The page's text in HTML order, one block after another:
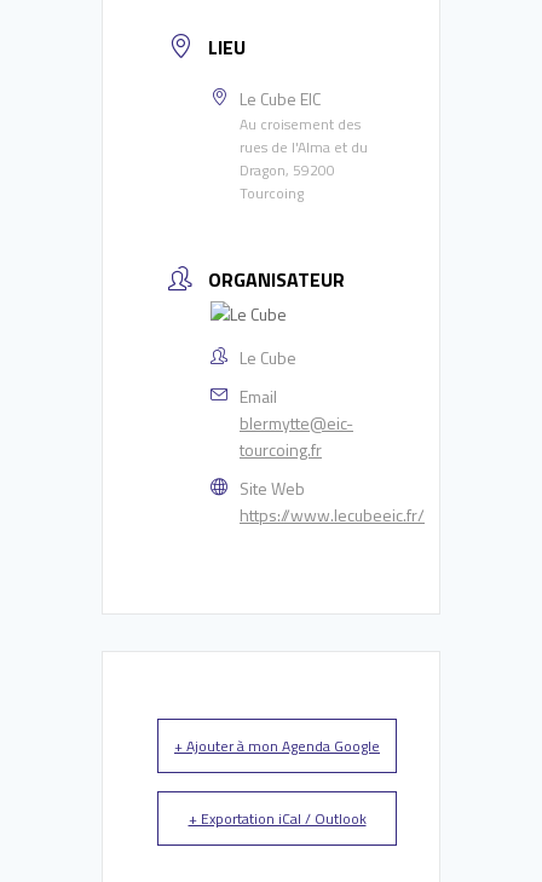
LIEU
Le Cube EIC
Au croisement des
rues de l'Alma et du
Dragon, 59200
Tourcoing
ORGANISATEUR
Le Cube
Email
blermytte@eic-
tourcoing.fr
Site Web
https://www.lecubeeic.fr/
+ Ajouter à mon Agenda Google
+ Exportation iCal / Outlook